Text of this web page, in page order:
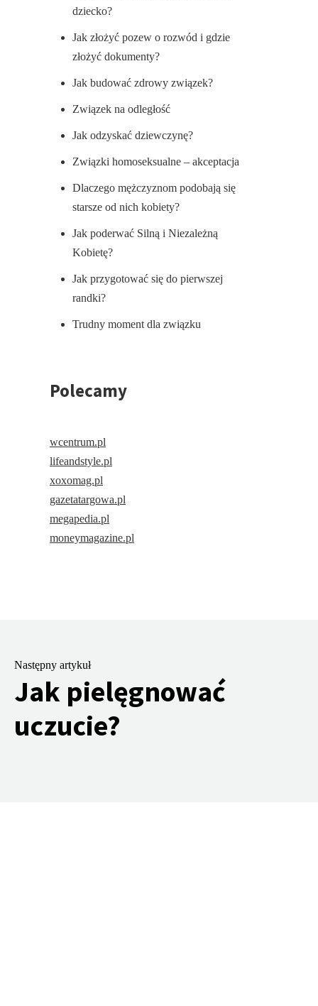
dziecko?
Jak złożyć pozew o rozwód i gdzie
złożyć dokumenty?
Jak budować zdrowy związek?
Związek na odległość
Jak odzyskać dziewczynę?
Związki homoseksualne – akceptacja
Dlaczego mężczyznom podobają się
starsze od nich kobiety?
Jak poderwać Silną i Niezależną
Kobietę?
Jak przygotować się do pierwszej
randki?
Trudny moment dla związku
Polecamy
wcentrum.pl
lifeandstyle.pl
xoxomag.pl
gazetatargowa.pl
megapedia.pl
moneymagazine.pl
Następny artykuł
Jak pielęgnować
uczucie?